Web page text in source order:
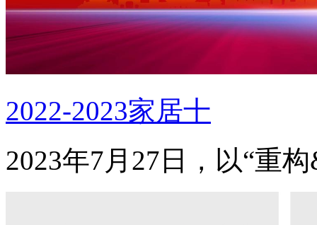
2022-2023家居十
2023年7月27日，以“重